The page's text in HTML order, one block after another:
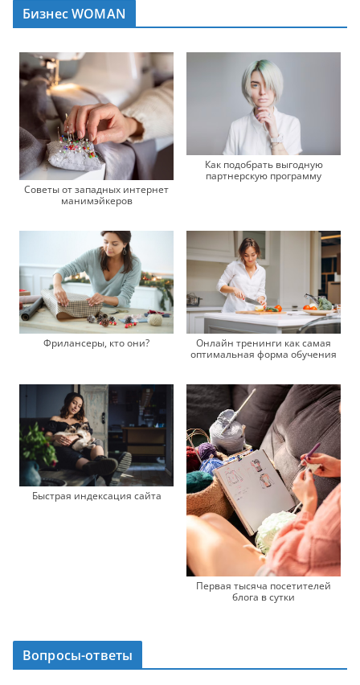
Бизнес WOMAN
Советы от западных интернет
манимэйкеров
Как подобрать выгодную
партнерскую программу
Фрилансеры, кто они?
Онлайн тренинги как самая
оптимальная форма обучения
Быстрая индексация сайта
Первая тысяча посетителей
блога в сутки
Вопросы-ответы